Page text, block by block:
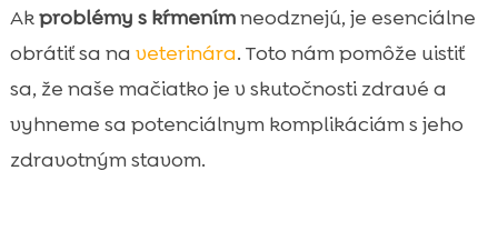
Akproblémy s kŕmenímneodznejú, je esenciálne
obrátiť sa na veterinára. Toto nám pomôže uistiť
sa, že naše mačiatko je v skutočnosti zdravé a
vyhneme sa potenciálnym komplikáciám s jeho
zdravotným stavom.